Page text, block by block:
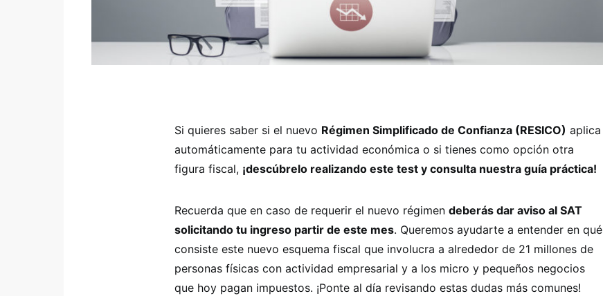
Si quieres saber si el nuevo Régimen Simplificado de Confianza (RESICO) aplica
automáticamente para tu actividad económica o si tienes como opción otra
figura fiscal, ¡descúbrelo realizando este test y consulta nuestra guía práctica!
Recuerda que en caso de requerir el nuevo régimen deberás dar aviso al SAT
solicitando tu ingreso partir de este mes. Queremos ayudarte a entender en qué
consiste este nuevo esquema fiscal que involucra a alrededor de 21 millones de
personas físicas con actividad empresarial y a los micro y pequeños negocios
que hoy pagan impuestos. ¡Ponte al día revisando estas dudas más comunes!